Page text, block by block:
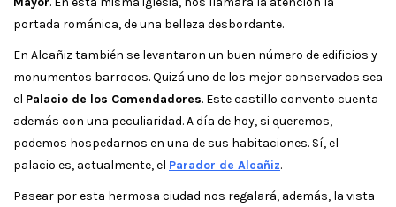
portada románica, de una belleza desbordante.
En Alcañiz también se levantaron un buen número de edificios y
monumentos barrocos. Quizá uno de los mejor conservados sea
el Palacio de los Comendadores. Este castillo convento cuenta
además con una peculiaridad. A día de hoy, si queremos,
podemos hospedarnos en una de sus habitaciones. Sí, el
palacio es, actualmente, el Parador de Alcañiz.
Pasear por esta hermosa ciudad nos regalará, además, la vista